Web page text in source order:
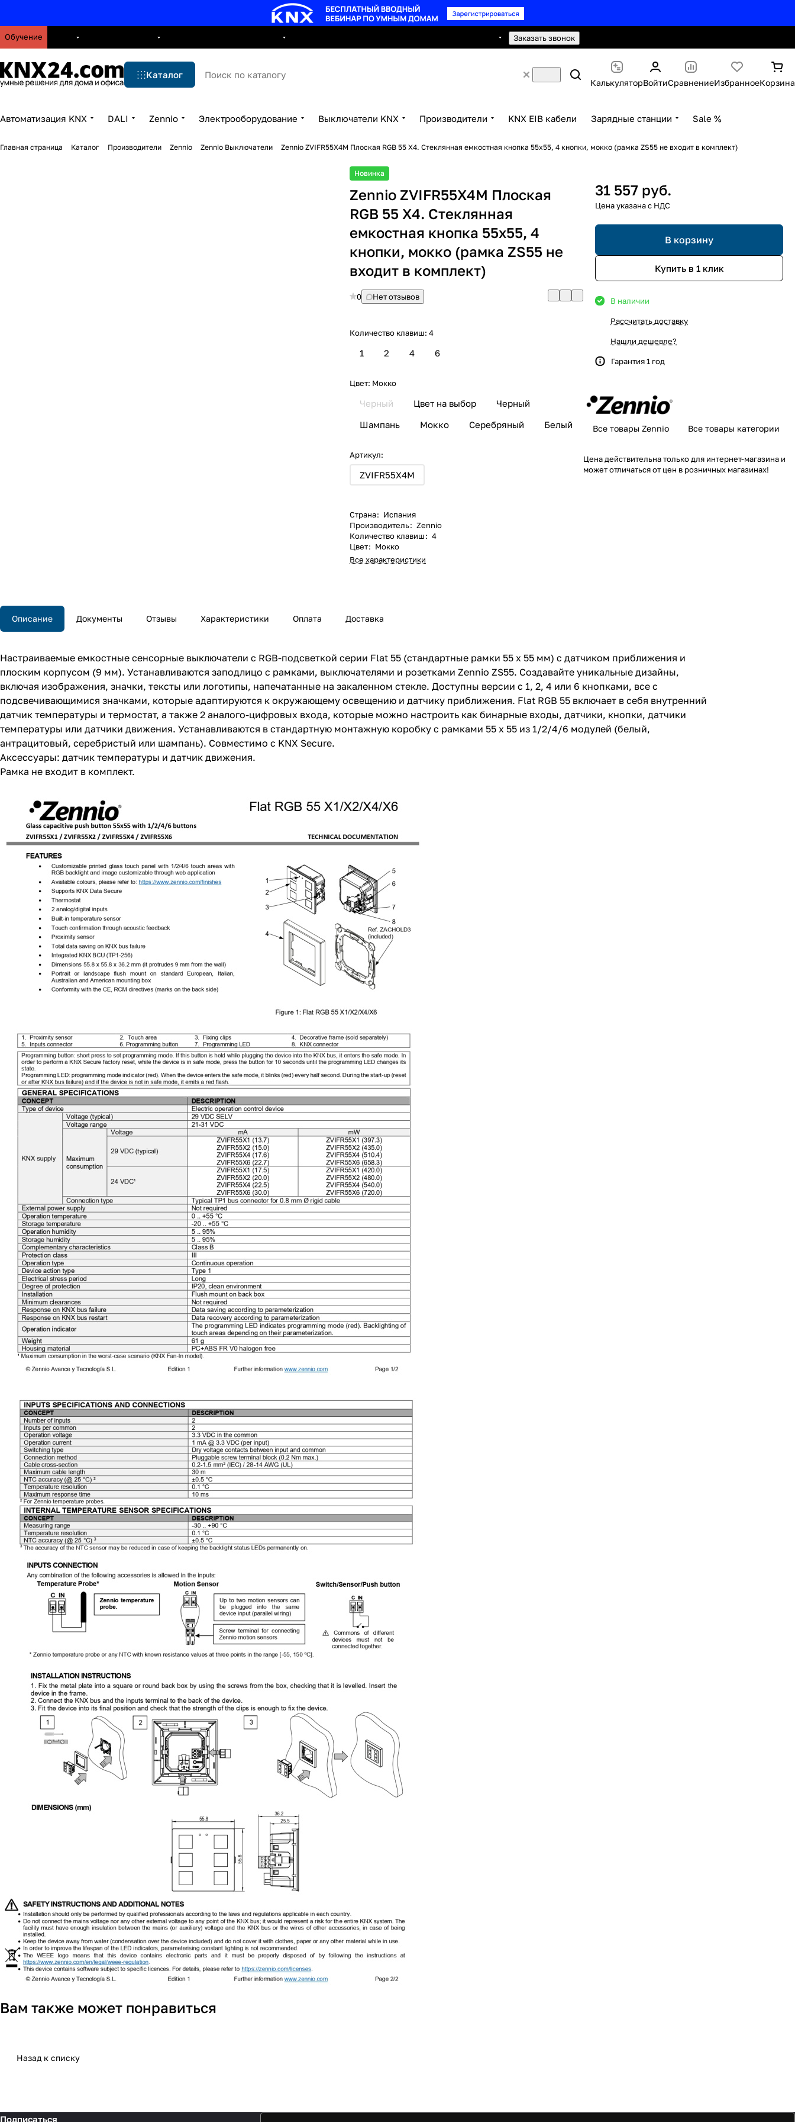
Обучение Заказать звонок
Каталог
КалькуляторВойтиСравнениеИзбранноеКорзина
Автоматизация KNX DALI Zennio Электрооборудование Выключатели KNX Производители KNX EIB кабели Зарядные станции Sale %
Главная страница Каталог Производители Zennio Zennio Выключатели Zennio ZVIFR55X4M Плоская RGB 55 X4. Стеклянная емкостная кнопка 55x55, 4 кнопки, мокко (рамка ZS55 не входит в комплект)
Новинка
Zennio ZVIFR55X4M Плоская
RGB 55 X4. Стеклянная
емкостная кнопка 55x55, 4
кнопки, мокко (рамка ZS55 не
входит в комплект)
0 Нет отзывов
Количество клавиш:4
4 6
1 2
Цвет: Мокко
Мокко
Цвет на выбор
Черный
Серебряный
Белый
Шампань
Черный
Артикул:
ZVIFR55X4M
Страна: Испания
Производитель: Zennio
Количество клавиш: 4
Цвет: Мокко
Все характеристики
31 557 руб.
В корзину
Купить в 1 клик
В наличии
Рассчитать доставку
Нашли дешевле?
Гарантия 1 год
Все товары Zennio Все товары категории
Цена действительна только для интернет-магазина и
может отличаться от цен в розничных магазинах!
Описание Документы Отзывы Характеристики Оплата Доставка
Настраиваемые емкостные сенсорные выключатели с RGB-подсветкой серии Flat 55 (стандартные рамки 55 x 55 мм) с датчиком приближения и
плоским корпусом (9 мм). Устанавливаются заподлицо с рамками, выключателями и розетками Zennio ZS55. Создавайте уникальные дизайны,
включая изображения, значки, тексты или логотипы, напечатанные на закаленном стекле. Доступны версии с 1, 2, 4 или 6 кнопками, все с
подсвечивающимися значками, которые адаптируются к окружающему освещению и датчику приближения. Flat RGB 55 включает в себя внутренний
датчик температуры и термостат, а также 2 аналого-цифровых входа, которые можно настроить как бинарные входы, датчики, кнопки, датчики
температуры или датчики движения. Устанавливаются в стандартную монтажную коробку с рамками 55 x 55 из 1/2/4/6 модулей (белый,
антрацитовый, серебристый или шампань). Совместимо с KNX Secure.
Аксессуары: датчик температуры и датчик движения.
Рамка не входит в комплект.
Вам также может понравиться
Назад к списку
Подписаться